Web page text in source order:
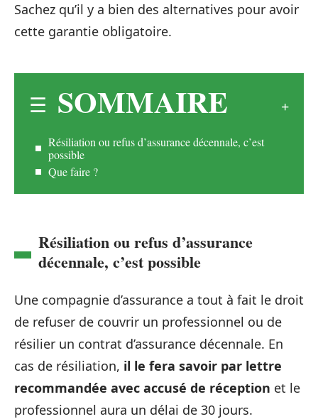
Sachez qu’il y a bien des alternatives pour avoir
cette garantie obligatoire.
SOMMAIRE
Résiliation ou refus d’assurance décennale, c’est
possible
Que faire ?
Résiliation ou refus d’assurance
décennale, c’est possible
Une compagnie d’assurance a tout à fait le droit
de refuser de couvrir un professionnel ou de
résilier un contrat d’assurance décennale. En
cas de résiliation, il le fera savoir par lettre
recommandée avec accusé de réception et le
professionnel aura un délai de 30 jours.